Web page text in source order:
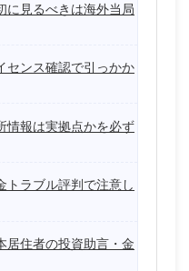
に見るべきは海外当局
センス確認で引っかか
情報は実拠点かを必ず
トラブル評判で注意し
居住者の投資助言・金